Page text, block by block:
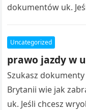
dokumentów uk.
jazdy…
Uncategorized
prawo jazdy w
Szukasz
Brytanii wie jak
uk. Jeśli chcesz